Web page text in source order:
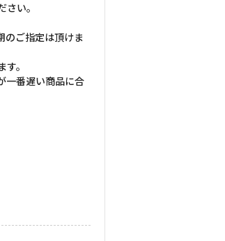
い。
のご指定は頂けま
。
一番遅い商品に合